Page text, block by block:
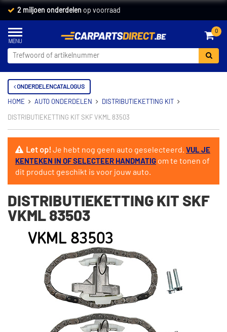
2 miljoen onderdelen op voorraad
0
ONDERDELENCATALOGUS
HOME AUTO ONDERDELEN DISTRIBUTIEKETTING KIT
DISTRIBUTIEKETTING KIT SKF VKML 83503
Let op!Je hebt nog geen auto geselecteerd. VUL JE
KENTEKEN IN OF SELECTEER HANDMATIG om te tonen of
dit product geschikt is voor jouw auto.
DISTRIBUTIEKETTING KIT SKF
VKML 83503